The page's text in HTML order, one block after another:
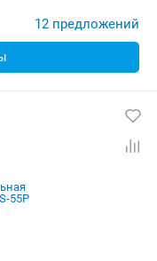
12 предложений